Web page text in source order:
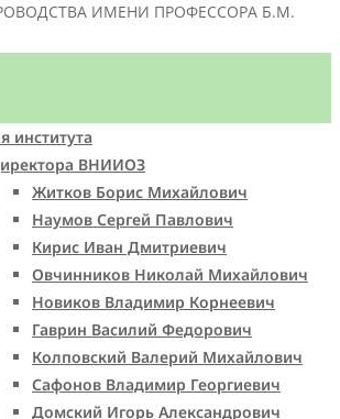
ИМЕНИ ПРОФЕССОРА Б.М.
института
ВНИИОЗ
Житков Борис Михайлович
Наумов Сергей Павлович
Кирис Иван Дмитриевич
Овчинников Николай Михайлович
Новиков Владимир Корнеевич
Гаврин Василий Федорович
Колповский Валерий Михайлович
Сафонов Владимир Георгиевич
Домский Игорь Александрович